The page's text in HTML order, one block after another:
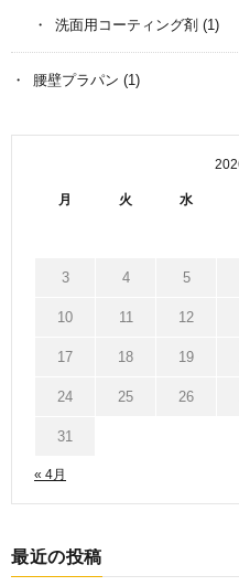
洗面用コーティング剤 (1)
腰壁プラパン (1)
月 火 水
« 4月
3 4 5
10 11 12
17 18 19
24 25 26
31
最近の投稿